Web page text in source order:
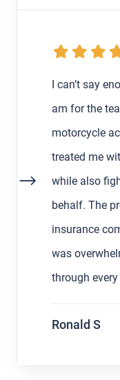
I can’t say
am for the
motorcycle
treated me
while also
behalf. The
insurance
was
through every
Ronald S